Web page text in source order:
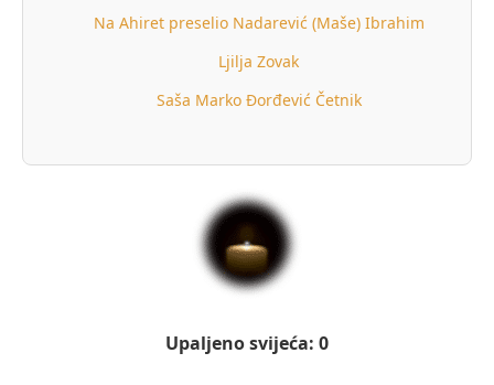
Na Ahiret preselio Nadarević (Maše) Ibrahim
Ljilja Zovak
Saša Marko Đorđević Četnik
Upaljeno svijeća: 0